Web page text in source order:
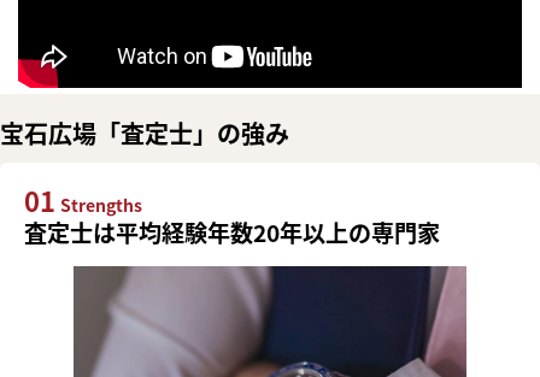
宝石広場「査定士」の強み
01 Strengths
査定士は平均経験年数20年以上の専門家